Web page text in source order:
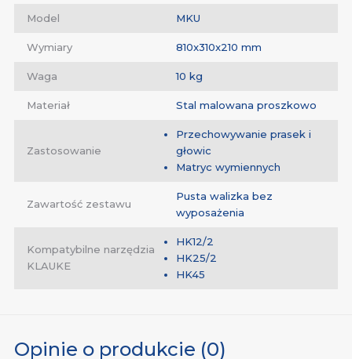
Model MKU
Wymiary 810x310x210 mm
Waga 10 kg
Materiał Stal malowana proszkowo
Zastosowanie
Przechowywanie prasek i
głowic
Matryc wymiennych
Zawartość zestawu
Pusta walizka bez
wyposażenia
Kompatybilne narzędzia
KLAUKE
HK12/2
HK25/2
HK45
Opinie o produkcie (0)